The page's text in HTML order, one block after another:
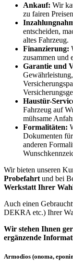
Ankauf: Wir
zu fairen
entscheiden,
altes Fahrzeug.
Finanzierung:
zusammen und
Garantie und
Haustür-
Fahrzeug auf
mühsame
Formalitäten:
Dokumenten
anderen
Wir bieten unseren
Probefahrt und bei
Werkstatt Ihrer
Auch einen
DEKRA etc.) Ihrer
Wir stehen Ihnen
ergänzende
Armodios (onoma,